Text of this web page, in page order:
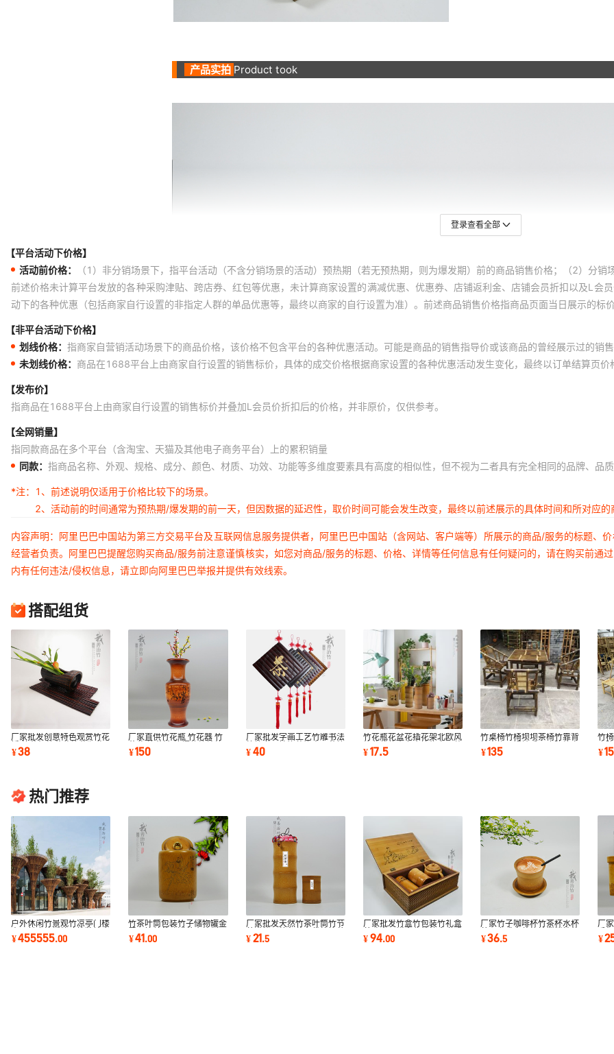
登录查看全部
【平台活动下价格】
活动前价格：
（1）非分销场景下，指平台活动（不含分销场景的活动）预热期（若无预热期，则为爆发期）前的商品销售价格；（2）分
前述价格未计算平台发放的各种采购津贴、跨店券、红包等优惠，未计算商家设置的满减优惠、优惠券、店铺返利金、店铺会员折扣以及L会
动下的各种优惠（包括商家自行设置的非指定人群的单品优惠等，最终以商家的自行设置为准）。前述商品销售价格指商品页面当日展示的
【非平台活动下价格】
划线价格： 指商家自营销活动场景下的商品价格，该价格不包含平台的各种优惠活动。可能是商品的销售指导价或该商品的曾经展示过的销
未划线价格： 商品在1688平台上由商家自行设置的销售标价，具体的成交价格根据商家设置的各种优惠活动发生变化，最终以订单结算页价
【发布价】
指商品在1688平台上由商家自行设置的销售标价并叠加L会员价折扣后的价格，并非原价，仅供参考。
【全网销量】
指同款商品在多个平台（含淘宝、天猫及其他电子商务平台）上的累积销量
同款： 指商品名称、外观、规格、成分、颜色、材质、功效、功能等多维度要素具有高度的相似性，但不视为二者具有完全相同的品牌、品
*注：
1、前述说明仅适用于价格比较下的场景。
2、活动前的时间通常为预热期/爆发期的前一天，但因数据的延迟性，取价时间可能会发生改变，最终以前述展示的具体时间和所对应的
内容声明：阿里巴巴中国站为第三方交易平台及互联网信息服务提供者，阿里巴巴中国站（含网站、客户端等）所展示的商品/服务的标题、
经营者负责。阿里巴巴提醒您购买商品/服务前注意谨慎核实，如您对商品/服务的标题、价格、详情等任何信息有任何疑问的，请在购买前通
内有任何违法/侵权信息，请立即向阿里巴巴举报并提供有效线索。
搭配组货
厂家批发创意特色观赏竹花
插 竹花架竹花盆竹花瓶盆
栽植物竹制品
¥38
厂家直供竹花瓶 竹花器 竹
花盆 竹花钵 竹摆件竹编竹
影禅意
¥150
厂家批发字画工艺竹雕书法
竹简书画挂饰装饰中国节竹
画
¥40
竹花瓶花盆花插花架北欧风
格盆栽仿真多肉植物桌面装
饰批发热卖
¥17.5
竹桌椅竹椅坝坝茶椅竹靠背
椅炭烧火锅椅手工庭院竹家
具休闲椅热卖
¥135
竹
庭
外
¥
热门推荐
户外休闲竹景观竹凉亭门楼
房子长廊竹桥竹建筑牌坊农
家乐设计定制
¥455555.00
竹茶叶筒包装竹子储物罐金
属环拉盖茶叶罐茶仓竹制品
茶饼大罐装
¥41.00
厂家批发天然竹茶叶筒竹节
茶罐礼品竹包装布袋竹筒茶
仓中国风定制
¥21.5
厂家批发竹盒竹包装竹礼盒
茶叶盒月饼盒收纳竹盒书式
竹盒定制茶具
¥94.00
厂家竹子咖啡杯竹茶杯水杯
茶具咖啡套装竹枝搅拌棒外
贸竹制品推荐
¥36.5
厂
手
品
¥